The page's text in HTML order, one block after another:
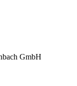
GmbH